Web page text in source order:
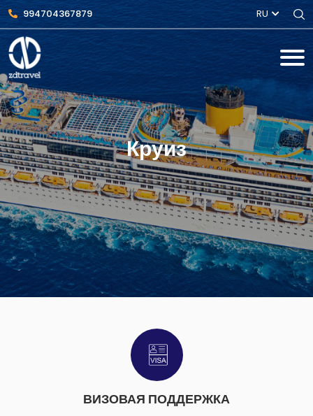
994704367879 RU
Круиз
ВИЗОВАЯ ПОДДЕРЖКА